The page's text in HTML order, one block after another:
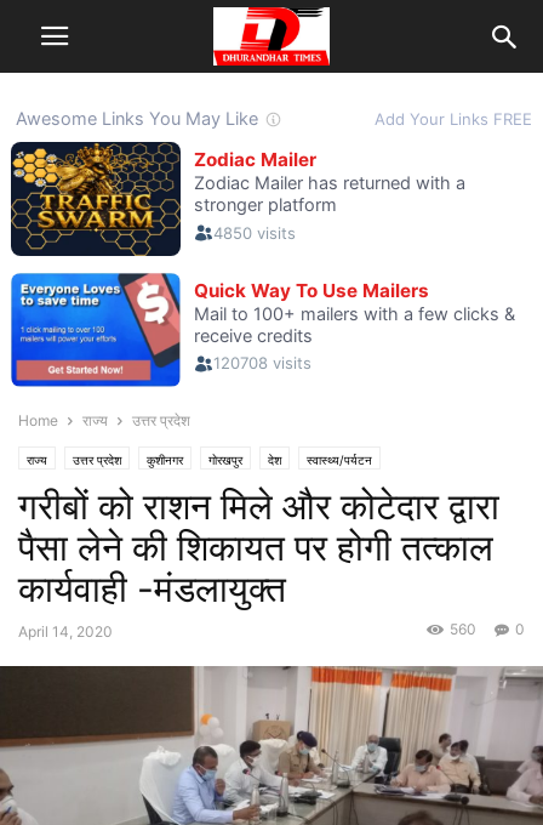
Home राज्य उत्तर प्रदेश
राज्य उत्तर प्रदेश कुशीनगर गोरखपुर देश स्वास्थ्य/पर्यटन
गरीबों को राशन मिले और कोटेदार द्वारा
पैसा लेने की शिकायत पर होगी तत्काल
कार्यवाही -मंडलायुक्त
April 14, 2020 0
560